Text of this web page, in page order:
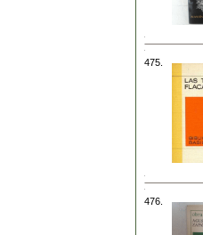
475.
476.